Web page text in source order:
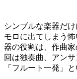
シンブルな楽器だ
モロに出てしまう
器の役割は、作曲
回は独奏曲、アン
「フルート一発」